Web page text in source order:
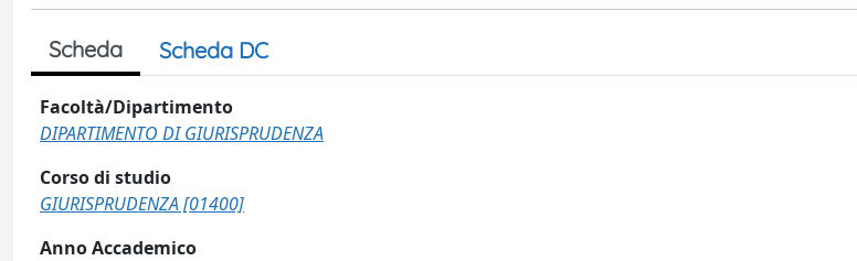
Scheda Scheda DC
Facoltà/Dipartimento
DIPARTIMENTO DI GIURISPRUDENZA
Corso di studio
GIURISPRUDENZA [01400]
Anno Accademico